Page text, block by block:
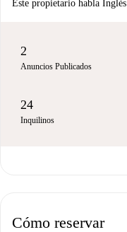
Este propietario habla Inglés
2
Anuncios Publicados
24
Inquilinos
Cómo reservar